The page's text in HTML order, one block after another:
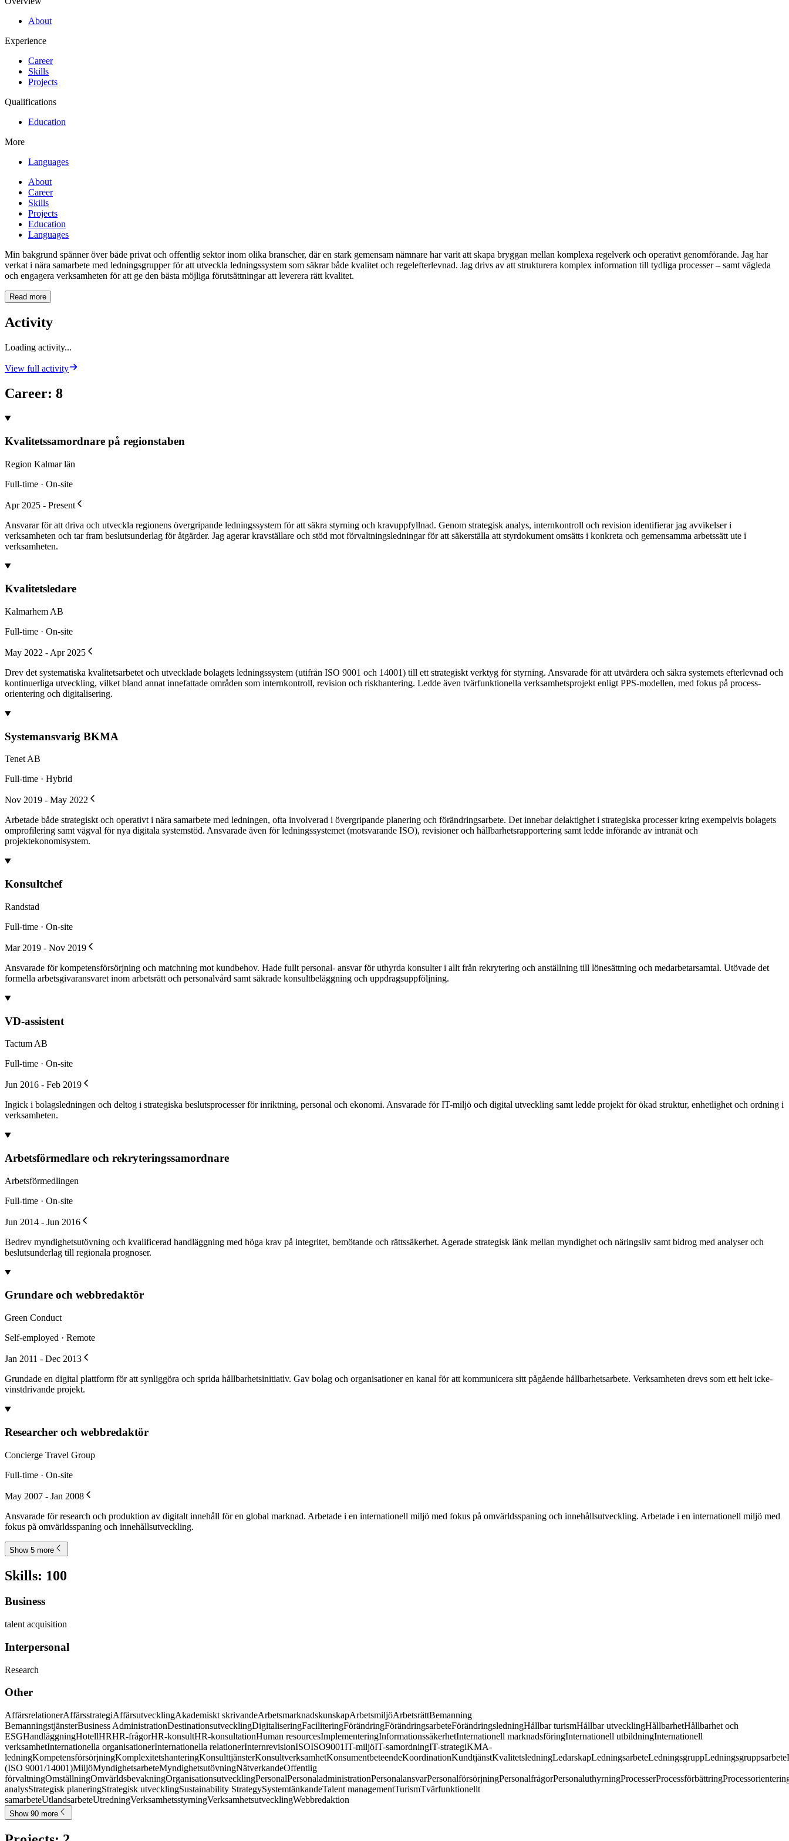
About
Experience
Career
Skills
Projects
Qualifications
Education
More
Languages
About
Career
Skills
Projects
Education
Languages
Min bakgrund spänner över både privat och offentlig sektor inom olika branscher, där en stark gemensam nämnare har varit att skapa bryggan mellan komplexa regelverk och operativt genomförande. Jag har
verkat i nära samarbete med ledningsgrupper för att utveckla ledningssystem som säkrar både kvalitet och regelefterlevnad. Jag drivs av att strukturera komplex information till tydliga processer – samt vägleda
och engagera verksamheten för att ge den bästa möjliga förutsättningar att leverera rätt kvalitet.
Read more
Activity
Loading activity...
View full activity
Career: 8
Kvalitetssamordnare på regionstaben
Region Kalmar län
Full-time · On-site
Apr 2025 - Present
Ansvarar för att driva och utveckla regionens övergripande ledningssystem för att säkra styrning och kravuppfyllnad. Genom strategisk analys, internkontroll och revision identifierar jag avvikelser i
verksamheten och tar fram beslutsunderlag för åtgärder. Jag agerar kravställare och stöd mot förvaltningsledningar för att säkerställa att styrdokument omsätts i konkreta och gemensamma arbetssätt ute i
verksamheten.
Kvalitetsledare
Kalmarhem AB
Full-time · On-site
May 2022 - Apr 2025
Drev det systematiska kvalitetsarbetet och utvecklade bolagets ledningssystem (utifrån ISO 9001 och 14001) till ett strategiskt verktyg för styrning. Ansvarade för att utvärdera och säkra systemets efterlevnad och
kontinuerliga utveckling, vilket bland annat innefattade områden som internkontroll, revision och riskhantering. Ledde även tvärfunktionella verksamhetsprojekt enligt PPS-modellen, med fokus på process-
orientering och digitalisering.
Systemansvarig BKMA
Tenet AB
Full-time · Hybrid
Nov 2019 - May 2022
Arbetade både strategiskt och operativt i nära samarbete med ledningen, ofta involverad i övergripande planering och förändringsarbete. Det innebar delaktighet i strategiska processer kring exempelvis bolagets
omprofilering samt vägval för nya digitala systemstöd. Ansvarade även för ledningssystemet (motsvarande ISO), revisioner och hållbarhetsrapportering samt ledde införande av intranät och
projektekonomisystem.
Konsultchef
Randstad
Full-time · On-site
Mar 2019 - Nov 2019
Ansvarade för kompetensförsörjning och matchning mot kundbehov. Hade fullt personal- ansvar för uthyrda konsulter i allt från rekrytering och anställning till lönesättning och medarbetarsamtal. Utövade det
formella arbetsgivaransvaret inom arbetsrätt och personalvård samt säkrade konsultbeläggning och uppdragsuppföljning.
VD-assistent
Tactum AB
Full-time · On-site
Jun 2016 - Feb 2019
Ingick i bolagsledningen och deltog i strategiska beslutsprocesser för inriktning, personal och ekonomi. Ansvarade för IT-miljö och digital utveckling samt ledde projekt för ökad struktur, enhetlighet och ordning i
verksamheten.
Arbetsförmedlare och rekryteringssamordnare
Arbetsförmedlingen
Full-time · On-site
Jun 2014 - Jun 2016
Bedrev myndighetsutövning och kvalificerad handläggning med höga krav på integritet, bemötande och rättssäkerhet. Agerade strategisk länk mellan myndighet och näringsliv samt bidrog med analyser och
beslutsunderlag till regionala prognoser.
Grundare och webbredaktör
Green Conduct
Self-employed · Remote
Jan 2011 - Dec 2013
Grundade en digital plattform för att synliggöra och sprida hållbarhetsinitiativ. Gav bolag och organisationer en kanal för att kommunicera sitt pågående hållbarhetsarbete. Verksamheten drevs som ett helt icke-
vinstdrivande projekt.
Researcher och webbredaktör
Concierge Travel Group
Full-time · On-site
May 2007 - Jan 2008
Ansvarade för research och produktion av digitalt innehåll för en global marknad. Arbetade i en internationell miljö med fokus på omvärldsspaning och innehållsutveckling. Arbetade i en internationell miljö med
fokus på omvärldsspaning och innehållsutveckling.
Show 5 more
Skills: 100
Business
talent acquisition
Interpersonal
Research
Other
AffärsrelationerAffärsstrategiAffärsutvecklingAkademiskt skrivandeArbetsmarknadskunskapArbetsmiljöArbetsrättBemanning
BemanningstjänsterBusiness AdministrationDestinationsutvecklingDigitaliseringFaciliteringFörändringFörändringsarbeteFörändringsledningHållbar turismHållbar utvecklingHållbarhetHållbarhet och
ESGHandläggningHotellHRHR-frågorHR-konsultHR-konsultationHuman resourcesImplementeringInformationssäkerhetInternationell marknadsföringInternationell utbildningInternationell
verksamhetInternationella organisationerInternationella relationerInternrevisionISOISO9001IT-miljöIT-samordningIT-strategiKMA-
ledningKompetensförsörjningKomplexitetshanteringKonsulttjänsterKonsultverksamhetKonsumentbeteendeKoordinationKundtjänstKvalitetsledningLedarskapLedningsarbeteLedningsgruppLedningsgruppsarbete
(ISO 9001/14001)MiljöMyndighetsarbeteMyndighetsutövningNätverkandeOffentlig
förvaltningOmställningOmvärldsbevakningOrganisationsutvecklingPersonalPersonaladministrationPersonalansvarPersonalförsörjningPersonalfrågorPersonaluthyrningProcesserProcessförbättring
analysStrategisk planeringStrategisk utvecklingSustainability StrategySystemtänkandeTalent managementTurismTvärfunktionellt
samarbeteUtlandsarbeteUtredningVerksamhetsstyrningVerksamhetsutvecklingWebbredaktion
Show 90 more